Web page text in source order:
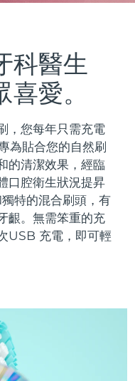
科醫生
愛。
，您每年只需充電
為貼合您的自然刷
的清潔效果，經臨
口腔衛生狀況提昇
特的混合刷頭，有
齦。無需笨重的充
USB 充電，即可輕
on-the-go
skincare
light therapy
護理
toothbrush
sonic toothbrush
護理
預計送達日期10/08/2026
預計送達日期11/08/2026
預計送達日期 10/08/2026
預計送達日期16/08/2026
預計送達日期13/08/2026
預計送達日期15/08/2026
預計送達日期
預計送達日期